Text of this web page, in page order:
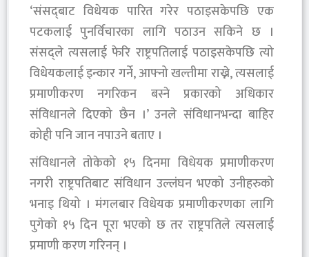
‘संसद्‌बाट विधेयक पारित गरेर पठाइसकेपछि एक
पटकलाई पुनर्विचारका लागि पठाउन सकिने छ ।
संसद्‌ले त्यसलाई फेरि राष्ट्रपतिलाई पठाइसकेपछि त्यो
विधेयकलाई इन्कार गर्ने, आफ्नो खल्तीमा राख्ने, त्यसलाई
प्रमाणीकरण नगरिकन बस्ने प्रकारको अधिकार
संविधानले दिएको छैन ।’ उनले संविधानभन्दा बाहिर
कोही पनि जान नपाउने बताए ।
संविधानले तोकेको १५ दिनमा विधेयक प्रमाणीकरण
नगरी राष्ट्रपतिबाट संविधान उल्लंघन भएको उनीहरुको
भनाइ थियो । मंगलबार विधेयक प्रमाणीकरणका लागि
पुगेको १५ दिन पूरा भएको छ तर राष्ट्रपतिले त्यसलाई
प्रमाणी करण गरिनन् ।